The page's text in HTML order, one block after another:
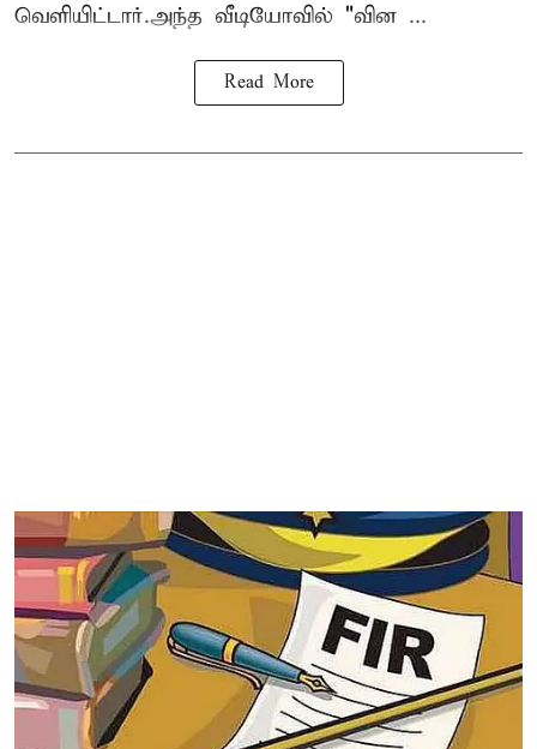
வெளியிட்டார்.அந்த வீடியோவில் "வின ...
Read More